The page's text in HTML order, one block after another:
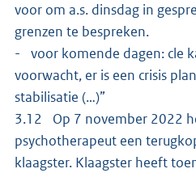
voor om a.s. dinsdag in
grenzen te bespreken.
- voor komende dagen: cle
voorwacht, er is een crisis
stabilisatie (…)”
3.12 Op 7 november 2022
psychotherapeut een
klaagster. Klaagster heeft